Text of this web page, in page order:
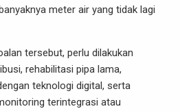
meter air yang tidak lagi
tersebut, perlu dilakukan
rehabilitasi pipa lama,
teknologi digital, serta
terintegrasi atau